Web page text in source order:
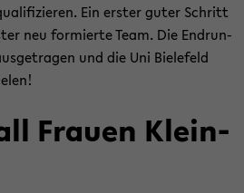
Ein ers­ter guter Schritt
neu for­mier­te Team. Die End­run­
und die Uni Bie­le­feld
Frau­en Klein­